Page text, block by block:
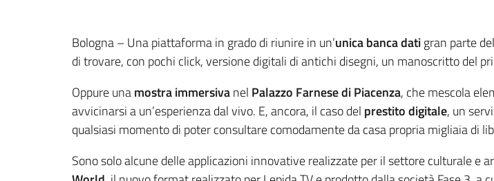
Contenuto
Bologna – Una piattaforma in grado di riunire in un’unica banca datigran parte del
di trovare, con pochi click, versione digitali di antichi disegni, un manoscritto del
Oppure unamostra immersivanel Palazzo Farnese di Piacenza, che mescola
avvicinarsi a un’esperienza dal vivo. E, ancora, il caso del prestito digitale, un
qualsiasi momento di poter consultare comodamente da casa propria migliaia di
Sono solo alcune delle applicazioni innovative realizzate per il settore culturale e